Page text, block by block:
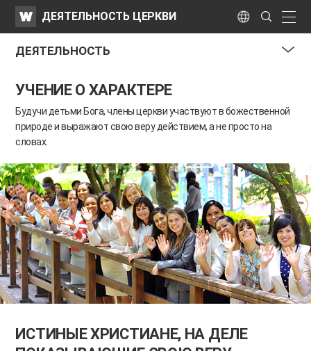
WATVДЕЯТЕЛЬНОСТЬ ЦЕРКВИ Language
Search
Submit
ДЕЯТЕЛЬНОСТЬ
УЧЕНИЕ О ХАРАКТЕРЕ
Будучи детьми Бога, члены церкви участвуют в божественной
природе и выражают свою веру действием, а не просто на
словах.
ИСТИНЫЕ ХРИСТИАНЕ, НА ДЕЛЕ